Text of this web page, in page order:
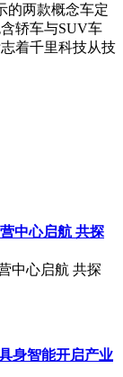
的两款概念车定
轿车与SUV车
着千里科技从技
中心启航 共探
中心启航 共探
身智能开启产业